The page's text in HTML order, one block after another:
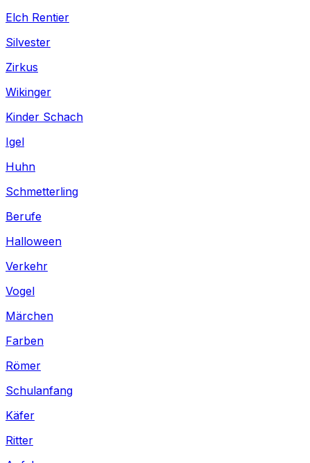
Elch Rentier
Silvester
Zirkus
Wikinger
Kinder Schach
Igel
Huhn
Schmetterling
Berufe
Halloween
Verkehr
Vogel
Märchen
Farben
Römer
Schulanfang
Käfer
Ritter